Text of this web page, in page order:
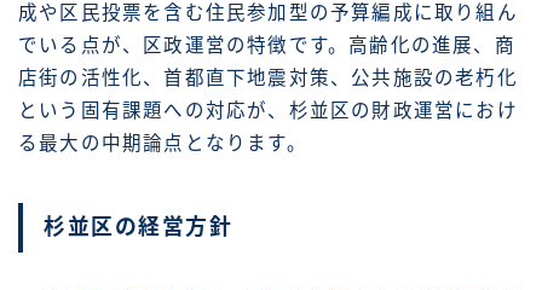
成や区民投票を含む住民参加型の予算編成に取り組ん
でいる点が、区政運営の特徴です。高齢化の進展、商
店街の活性化、首都直下地震対策、公共施設の老朽化
という固有課題への対応が、杉並区の財政運営におけ
る最大の中期論点となります。
杉並区の経営方針